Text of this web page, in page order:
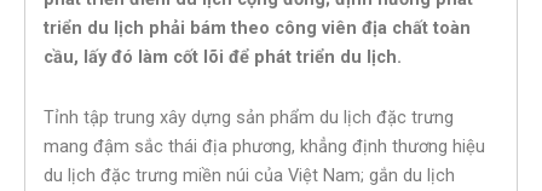
triển du lịch phải bám theo công viên địa chất toàn
cầu, lấy đó làm cốt lõi để phát triển du lịch.
Tỉnh tập trung xây dựng sản phẩm du lịch đặc trưng
mang đậm sắc thái địa phương, khẳng định thương hiệu
du lịch đặc trưng miền núi của Việt Nam; gắn du lịch